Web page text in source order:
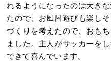
れるようになったのは大き
たので、お風呂遊びも楽し
づくりを考えたので、おも
ました。主人がサッカーを
できて喜んでいます。